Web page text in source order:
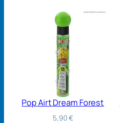
Pop Airt Dream Forest
5,90€